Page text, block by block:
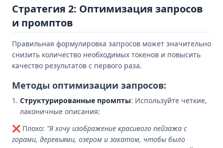
Стратегия 2: Оптимизация запросов
и промптов
Правильная формулировка запросов может значительно
снизить количество необходимых токенов и повысить
качество результатов с первого раза.
Методы оптимизации запросов:
Структурированные промпты: Используйте четкие,
лаконичные описания:
❌ Плохо: "Я хочу изображение красивого пейзажа с
горами, деревьями, озером и закатом, чтобы было